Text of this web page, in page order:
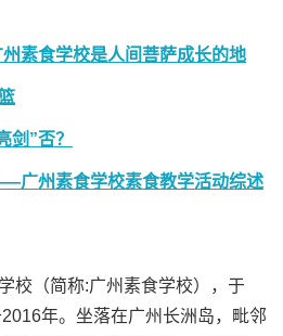
素食学校是人间菩萨成长的地
剑”否？
广州素食学校素食教学活动综述
校（简称:广州素食学校），于
年。坐落在广州长洲岛，毗邻